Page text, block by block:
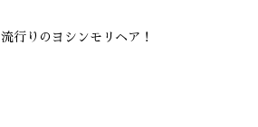
流行りのヨシンモリヘア！